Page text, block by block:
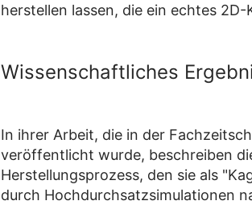
herstellen lassen, die ein echtes
Wissenschaftliches
In ihrer Arbeit, die in der
veröffentlicht wurde, beschreiben
Herstellungsprozess, den sie als
durch Hochdurchsatzsimulationen